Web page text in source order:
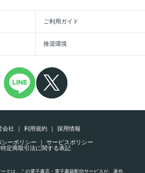
ご利用ガイド
推奨環境
会社 利用規約
採用情報
シーポリシー
サービスポリシー
特定商取引法に関する表記
クは、この電子書店・電子書籍配信サービスが、著作